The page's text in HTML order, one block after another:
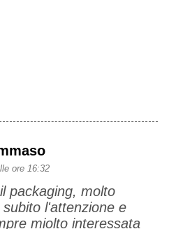
ore 16:32
packaging, molto
l'attenzione e
miolto interessata